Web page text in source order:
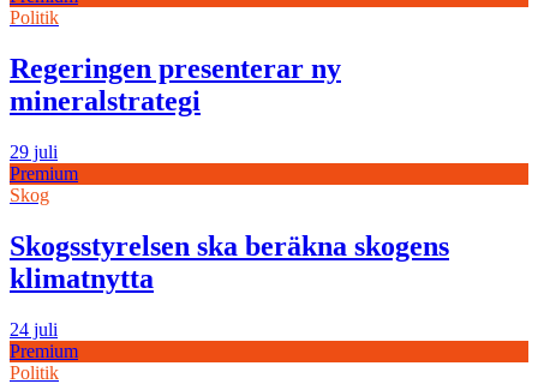
Politik
Regeringen presenterar ny
mineralstrategi
29 juli
Premium
Skog
Skogsstyrelsen ska beräkna skogens
klimatnytta
24 juli
Premium
Politik